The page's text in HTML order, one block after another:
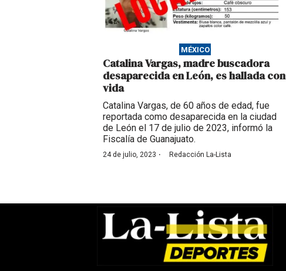
MÉXICO
Catalina Vargas, madre buscadora
desaparecida en León, es hallada con
vida
Catalina Vargas, de 60 años de edad, fue
reportada como desaparecida en la ciudad
de León el 17 de julio de 2023, informó la
Fiscalía de Guanajuato.
24 de julio, 2023 · Redacción La-Lista